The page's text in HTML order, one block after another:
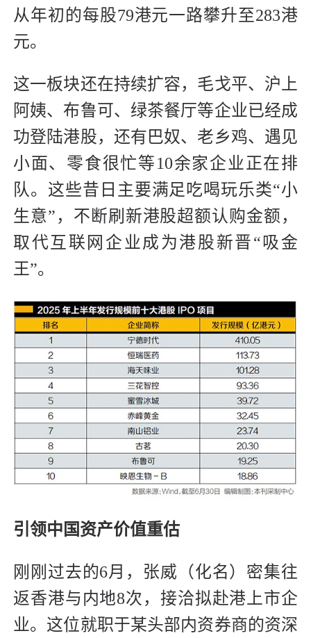
从年初的每股79港元一路攀升至283港
元。
这一板块还在持续扩容，毛戈平、沪上
阿姨、布鲁可、绿茶餐厅等企业已经成
功登陆港股，还有巴奴、老乡鸡、遇见
小面、零食很忙等10余家企业正在排
队。这些昔日主要满足吃喝玩乐类“小
生意”，不断刷新港股超额认购金额，
取代互联网企业成为港股新晋“吸金
王”。
引领中国资产价值重估
刚刚过去的6月，张威（化名）密集往
返香港与内地8次，接洽拟赴港上市企
业。这位就职于某头部内资券商的资深